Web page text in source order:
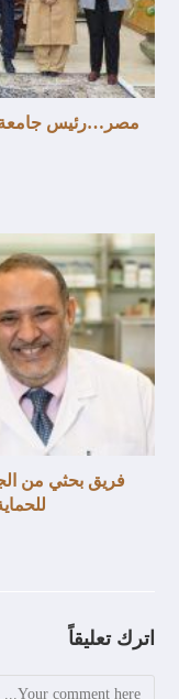
مصر…رئيس جامعة
فريق بحثي من
اترك تعليقاً